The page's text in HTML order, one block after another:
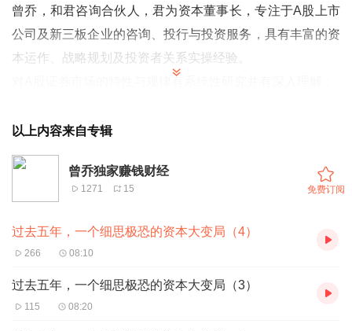
曾乔，和君咨询合伙人，君为资本董事长，专注于A股上市
公司及新三板企业的咨询、投行与投资服务，具有丰富的资
本运作、战略规划及投资者关系实操经验。
以上内容来自专辑
曾乔独家赚钱财经
1271 15 免费订阅
过去五年，一个细思极恐的资本大变局（4）
266 08:10
过去五年，一个细思极恐的资本大变局（3）
115 08:20